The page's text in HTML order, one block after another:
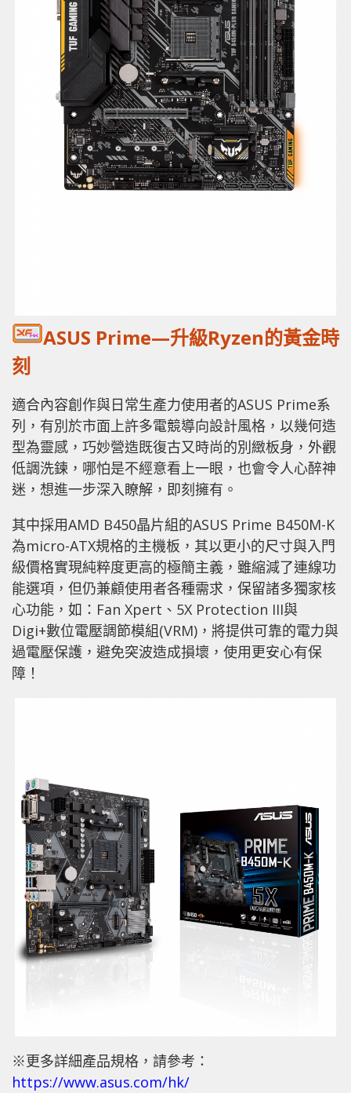
ASUS Prime—升級Ryzen的黃金時
刻
適合內容創作與日常生產力使用者的ASUS Prime系
列，有別於市面上許多電競導向設計風格，以幾何造
型為靈感，巧妙營造既復古又時尚的別緻板身，外觀
低調洗鍊，哪怕是不經意看上一眼，也會令人心醉神
迷，想進一步深入瞭解，即刻擁有。
其中採用AMD B450晶片組的ASUS Prime B450M-K
為micro-ATX規格的主機板，其以更小的尺寸與入門
級價格實現純粹度更高的極簡主義，雖縮減了連線功
能選項，但仍兼顧使用者各種需求，保留諸多獨家核
心功能，如：Fan Xpert、5X Protection III與
Digi+數位電壓調節模組(VRM)，將提供可靠的電力與
過電壓保護，避免突波造成損壞，使用更安心有保
障！
※更多詳細產品規格，請參考：
https://www.asus.com/hk/